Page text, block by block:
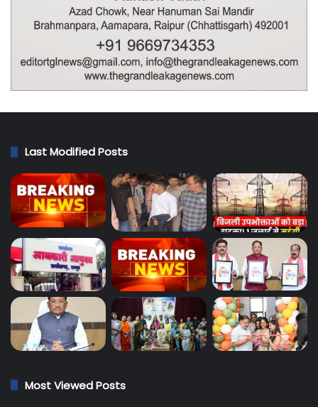
Last Modified Posts
Most Viewed Posts